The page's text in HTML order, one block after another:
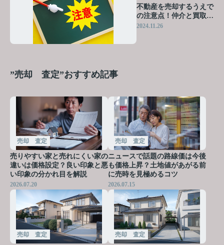
不動産を売却するうえで
の注意点！仲介と買取の
違いも解説！
2024.11.26
”売却 査定”おすすめ記事
売却 査定
売りやすい家と売れにくい家の
違いは価格設定？良い印象と悪
い印象の分かれ目を解説
2026.07.20
売却 査定
ニュースで話題の路線価は今後
も価格上昇？土地値があがる前
に売時を見極めるコツ
2026.07.15
売却 査定 売却 査定